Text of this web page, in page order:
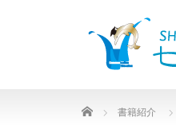
Home 書籍紹介